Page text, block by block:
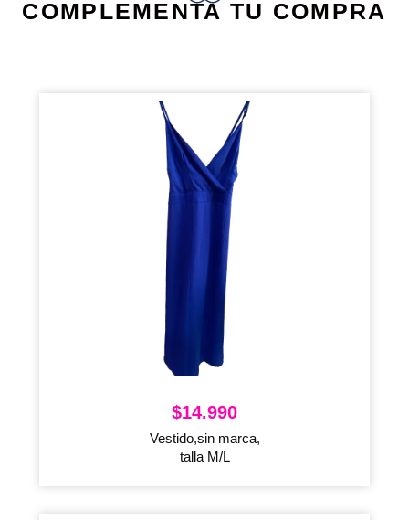
COMPLEMENTA TU COMPRA
$14.990
Vestido,sin marca,
talla M/L